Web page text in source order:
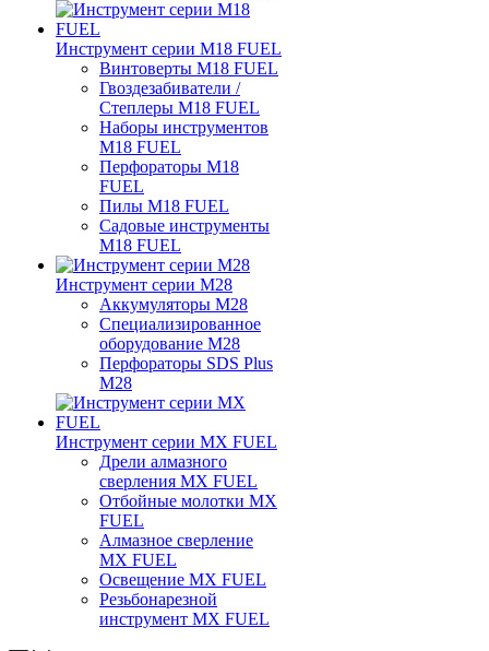
Инструмент серии M18 FUEL
Винтоверты M18 FUEL
Гвоздезабиватели /
Степлеры M18 FUEL
Наборы инструментов
M18 FUEL
Перфораторы M18
FUEL
Пилы M18 FUEL
Садовые инструменты
M18 FUEL
Инструмент серии M28
Аккумуляторы M28
Специализированное
оборудование M28
Перфораторы SDS Plus
M28
Инструмент серии MX FUEL
Дрели алмазного
сверления MX FUEL
Отбойные молотки MX
FUEL
Алмазное сверление
MX FUEL
Освещение MX FUEL
Резьбонарезной
инструмент MX FUEL